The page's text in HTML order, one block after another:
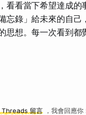
看當下希望達成的
忘錄」給未來的自己
想。每一次看到都
Threads 留言 ，我會回應你